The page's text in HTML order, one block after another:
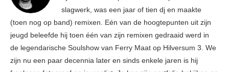
slagwerk, was een jaar of tien dj en maakte
(toen nog op band) remixen. Eén van de hoogtepunten uit zijn
jeugd beleefde hij toen één van zijn remixen gedraaid werd in
de legendarische Soulshow van Ferry Maat op Hilversum 3. We
zijn nu een paar decennia later en sinds enkele jaren is hij